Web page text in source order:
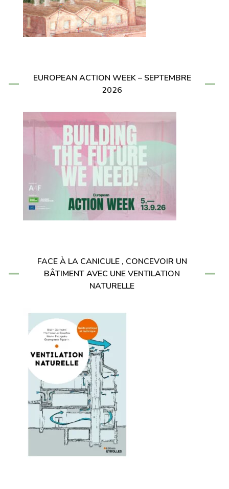
EUROPEAN ACTION WEEK – SEPTEMBRE
2026
FACE À LA CANICULE , CONCEVOIR UN
BÂTIMENT AVEC UNE VENTILATION
NATURELLE